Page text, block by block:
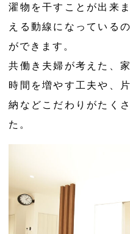
濯物を干すことが出来
える動線になっている
ができます。
共働き夫婦が考えた、
時間を増やす工夫や、
納などこだわりがたく
た。